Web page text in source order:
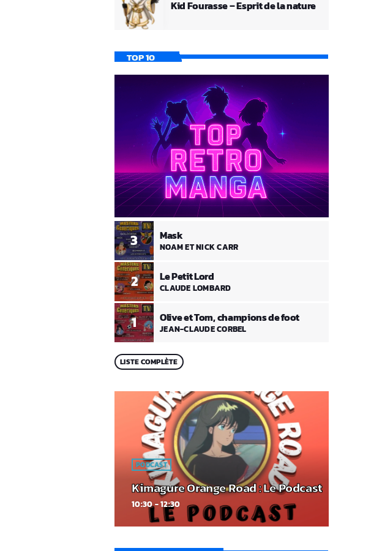
Kid Fourasse – Esprit de la nature
TOP 10
1 Olive et Tom, champions de foot
JEAN-CLAUDE CORBEL
2 Le Petit Lord
CLAUDE LOMBARD
3 Mask
NOAM ET NICK CARR
LISTE COMPLÈTE
PODCAST
Kimagure Orange Road : Le Podcast
10:30 - 12:30